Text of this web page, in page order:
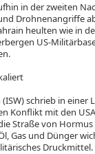
in der zweiten
Drohnenangriffe
heulten wie in
US-
schrieb in einer
Konflikt mit den
Straße von
Gas und Dünger
Druckmittel.